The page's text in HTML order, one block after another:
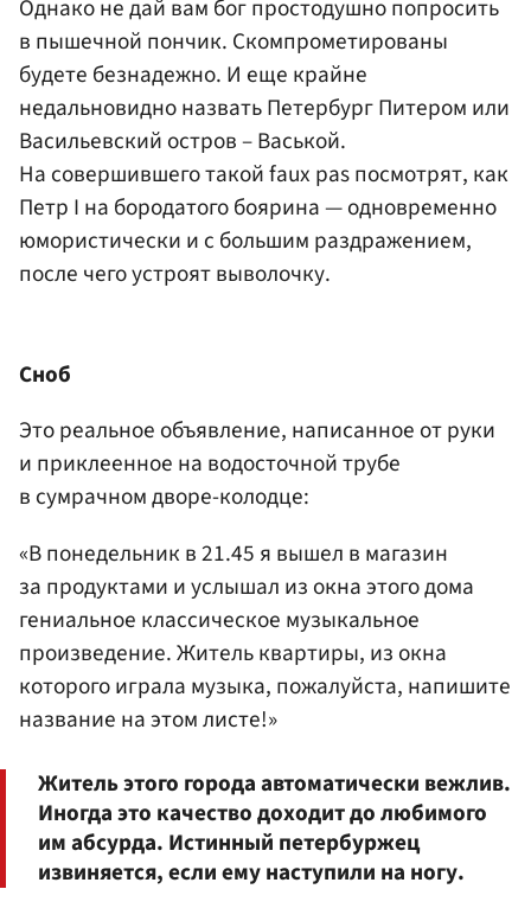
Однако не дай вам бог простодушно попросить
в пышечной пончик. Скомпрометированы
будете безнадежно. И еще крайне
недальновидно назвать Петербург Питером или
Васильевский остров – Васькой.
На совершившего такой faux pas посмотрят, как
Петр I на бородатого боярина — одновременно
юмористически и с большим раздражением,
после чего устроят выволочку.
Сноб
Это реальное объявление, написанное от руки
и приклеенное на водосточной трубе
в сумрачном дворе-колодце:
«В понедельник в 21.45 я вышел в магазин
за продуктами и услышал из окна этого дома
гениальное классическое музыкальное
произведение. Житель квартиры, из окна
которого играла музыка, пожалуйста, напишите
название на этом листе!»
Житель этого города автоматически вежлив.
Иногда это качество доходит до любимого
им абсурда. Истинный петербуржец
извиняется, если ему наступили на ногу.